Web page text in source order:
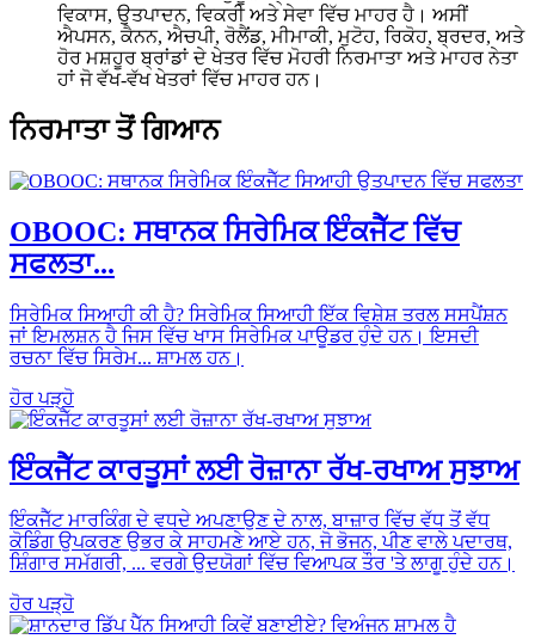
ਵਿਕਾਸ, ਉਤਪਾਦਨ, ਵਿਕਰੀ ਅਤੇ ਸੇਵਾ ਵਿੱਚ ਮਾਹਰ ਹੈ। ਅਸੀਂ
ਐਪਸਨ, ਕੈਨਨ, ਐਚਪੀ, ਰੋਲੈਂਡ, ਮੀਮਾਕੀ, ਮੁਟੋਹ, ਰਿਕੋਹ, ਬ੍ਰਦਰ, ਅਤੇ
ਹੋਰ ਮਸ਼ਹੂਰ ਬ੍ਰਾਂਡਾਂ ਦੇ ਖੇਤਰ ਵਿੱਚ ਮੋਹਰੀ ਨਿਰਮਾਤਾ ਅਤੇ ਮਾਹਰ ਨੇਤਾ
ਹਾਂ ਜੋ ਵੱਖ-ਵੱਖ ਖੇਤਰਾਂ ਵਿੱਚ ਮਾਹਰ ਹਨ।
ਨਿਰਮਾਤਾ ਤੋਂ ਗਿਆਨ
OBOOC: ਸਥਾਨਕ ਸਿਰੇਮਿਕ ਇੰਕਜੈੱਟ ਵਿੱਚ
ਸਫਲਤਾ...
ਸਿਰੇਮਿਕ ਸਿਆਹੀ ਕੀ ਹੈ? ਸਿਰੇਮਿਕ ਸਿਆਹੀ ਇੱਕ ਵਿਸ਼ੇਸ਼ ਤਰਲ ਸਸਪੈਂਸ਼ਨ
ਜਾਂ ਇਮਲਸ਼ਨ ਹੈ ਜਿਸ ਵਿੱਚ ਖਾਸ ਸਿਰੇਮਿਕ ਪਾਊਡਰ ਹੁੰਦੇ ਹਨ। ਇਸਦੀ
ਰਚਨਾ ਵਿੱਚ ਸਿਰੇਮ... ਸ਼ਾਮਲ ਹਨ।
ਹੋਰ ਪੜ੍ਹੋ
ਇੰਕਜੈੱਟ ਕਾਰਤੂਸਾਂ ਲਈ ਰੋਜ਼ਾਨਾ ਰੱਖ-ਰਖਾਅ ਸੁਝਾਅ
ਇੰਕਜੈੱਟ ਮਾਰਕਿੰਗ ਦੇ ਵਧਦੇ ਅਪਣਾਉਣ ਦੇ ਨਾਲ, ਬਾਜ਼ਾਰ ਵਿੱਚ ਵੱਧ ਤੋਂ ਵੱਧ
ਕੋਡਿੰਗ ਉਪਕਰਣ ਉਭਰ ਕੇ ਸਾਹਮਣੇ ਆਏ ਹਨ, ਜੋ ਭੋਜਨ, ਪੀਣ ਵਾਲੇ ਪਦਾਰਥ,
ਸ਼ਿੰਗਾਰ ਸਮੱਗਰੀ, ... ਵਰਗੇ ਉਦਯੋਗਾਂ ਵਿੱਚ ਵਿਆਪਕ ਤੌਰ 'ਤੇ ਲਾਗੂ ਹੁੰਦੇ ਹਨ।
ਹੋਰ ਪੜ੍ਹੋ